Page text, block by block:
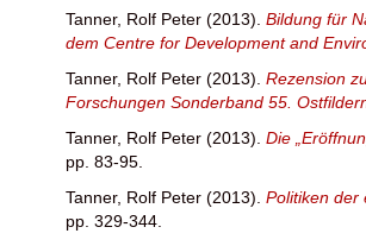
Tanner, Rolf Peter (2013). Bildung für
dem Centre for Development and
Tanner, Rolf Peter (2013). Rezension
Forschungen Sonderband 55.
Tanner, Rolf Peter (2013). Die
pp. 83-95.
Tanner, Rolf Peter (2013). Politiken der
pp. 329-344.